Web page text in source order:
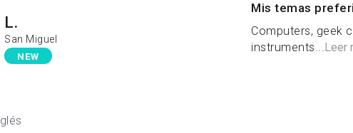
L.
San Miguel
NEW
Mis temas
Computers, geek
instruments...Leer